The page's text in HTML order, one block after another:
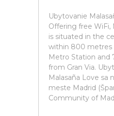
Ubytovanie
Offering free WiFi,
is situated in the
within 800 metres
Metro Station and
from Gran Via.
Malasaña Love sa
meste Madrid
Community of